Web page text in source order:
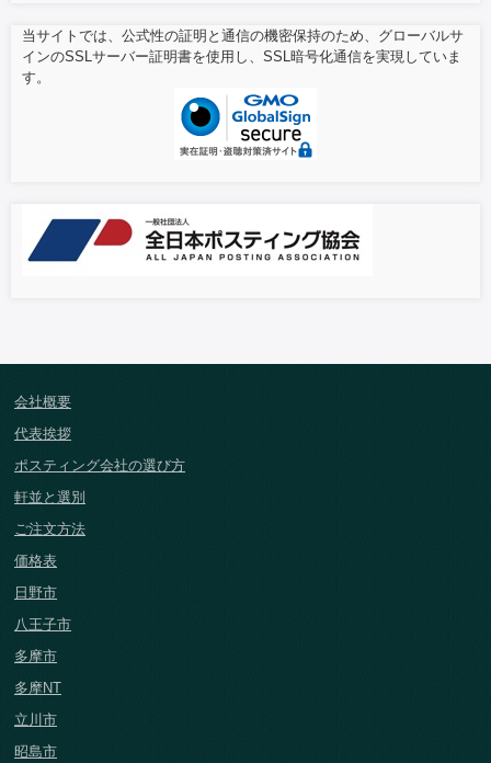
当サイトでは、公式性の証明と通信の機密保持のため、グローバルサ
インのSSLサーバー証明書を使用し、SSL暗号化通信を実現していま
す。
会社概要
代表挨拶
ポスティング会社の選び方
軒並と選別
ご注文方法
価格表
日野市
八王子市
多摩市
多摩NT
立川市
昭島市